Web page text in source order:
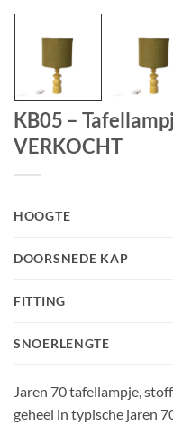
KB05 –
VERKOCHT
HOOGTE
DOORSNEDE KAP
FITTING
SNOERLENGTE
Jaren 70 tafellampje,
geheel in typische jaren